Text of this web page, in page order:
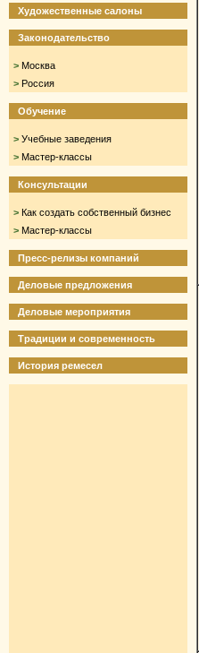
Художественные салоны
Законодательство
> Москва
> Россия
Обучение
> Учебные заведения
> Мастер-классы
Консультации
> Как создать собственный бизнес
> Мастер-классы
Пресс-релизы компаний
Деловые предложения
Деловые мероприятия
Традиции и современность
История ремесел